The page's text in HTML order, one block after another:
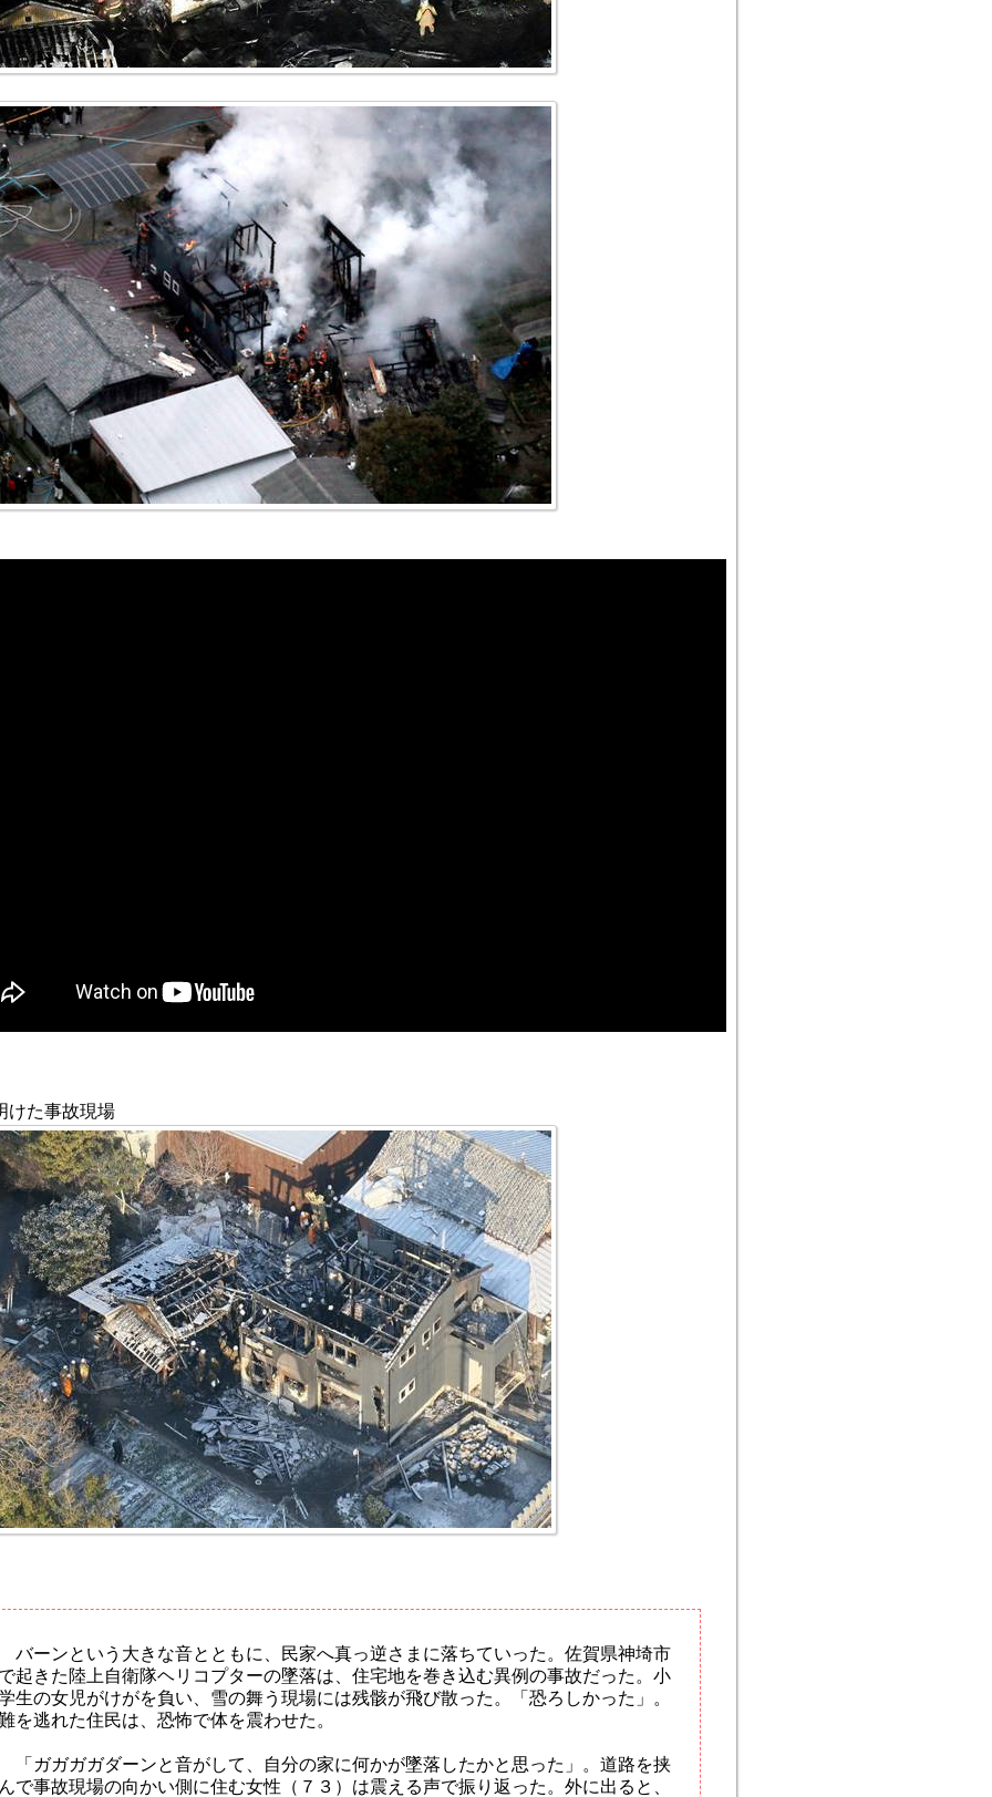
けた事故現場
ーンという大きな音とともに、民家へ真っ逆さまに落ちていった。佐賀県神埼市
起きた陸上自衛隊ヘリコプターの墜落は、住宅地を巻き込む異例の事故だった。小
生の女児がけがを負い、雪の舞う現場には残骸が飛び散った。「恐ろしかった」。
を逃れた住民は、恐怖で体を震わせた。
ガガガガダーンと音がして、自分の家に何かが墜落したかと思った」。道路を挟
で事故現場の向かい側に住む女性（７３）は震える声で振り返った。外に出ると、